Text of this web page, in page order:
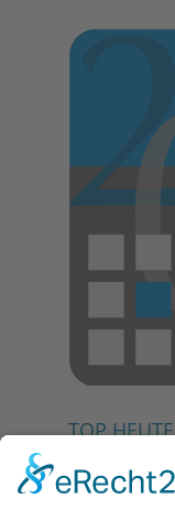
TOP HEUTE
06.08.2026